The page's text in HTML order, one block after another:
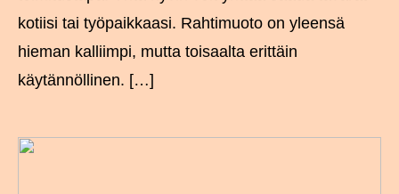
kotiisi tai työpaikkaasi. Rahtimuoto on yleensä
hieman kalliimpi, mutta toisaalta erittäin
käytännöllinen. […]